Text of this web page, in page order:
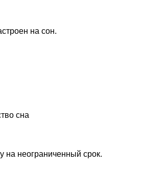
на сон.
сна
на неограниченный срок.